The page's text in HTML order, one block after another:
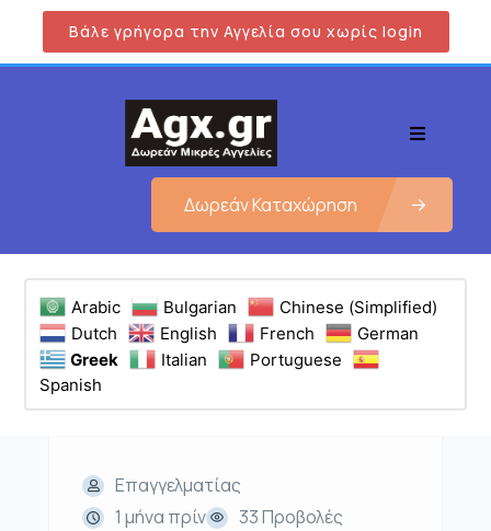
Βάλε γρήγορα την Αγγελία σου χωρίς login
Δωρεάν Καταχώρηση
Arabic Bulgarian
Chinese (Simplified)
Dutch
English French
German
Greek
Italian
Portuguese
Spanish
Επαγγελματίας
1 μήνα πρίν
33 Προβολές